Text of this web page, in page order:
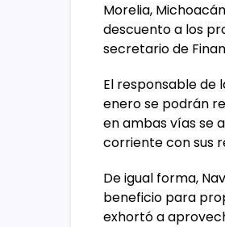
Morelia,
descuento a los
secretario de
El responsable de
enero se podrán
en ambas vías se
corriente con sus
De igual forma,
beneficio para
exhortó a